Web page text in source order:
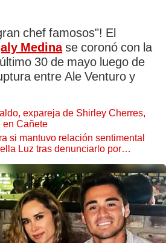
chef famosos"! El
Medinase coronó con la
30 de mayo luego de
entre Ale Venturo y
expareja de Shirley Cherres,
en Cañete
si mantuvo relación sentimental
Luz tras denunciarlo por